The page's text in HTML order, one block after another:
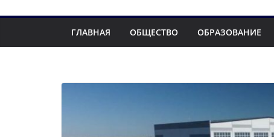
ГЛАВНАЯ ОБЩЕСТВО ОБРАЗОВАНИЕ